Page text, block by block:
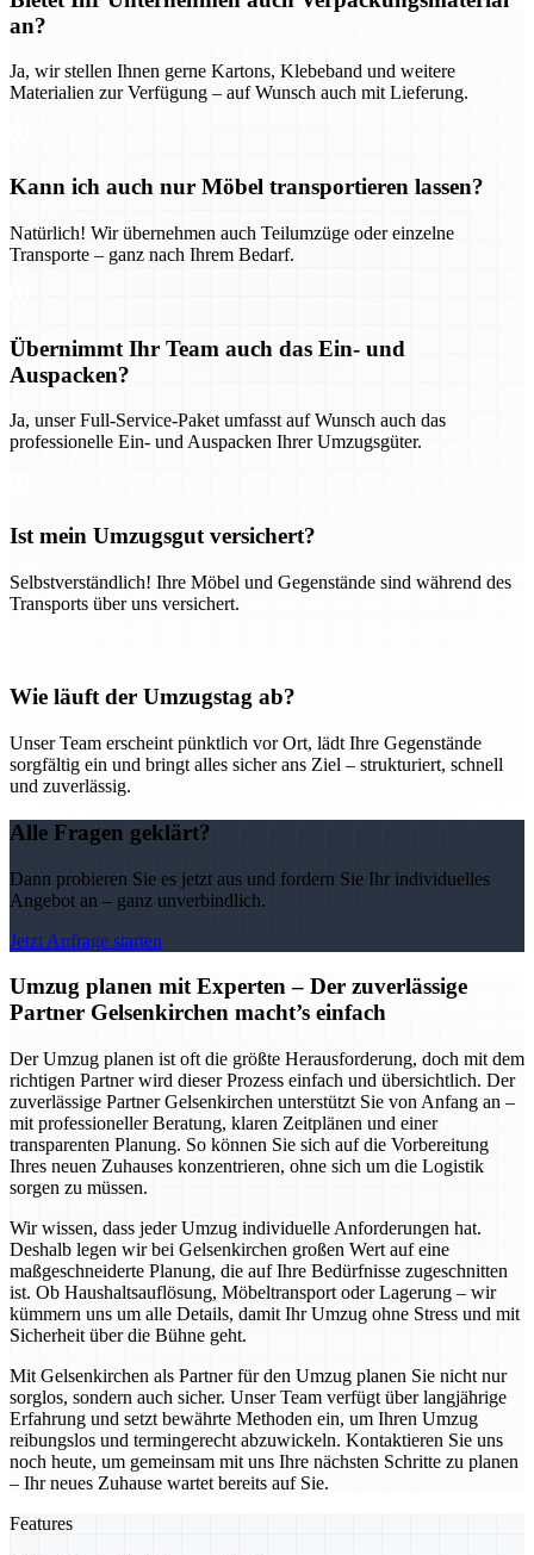
an?
Ja, wir stellen Ihnen gerne Kartons, Klebeband und weitere
Materialien zur Verfügung – auf Wunsch auch mit Lieferung.
Kann ich auch nur Möbel transportieren lassen?
Natürlich! Wir übernehmen auch Teilumzüge oder einzelne
Transporte – ganz nach Ihrem Bedarf.
Übernimmt Ihr Team auch das Ein- und
Auspacken?
Ja, unser Full-Service-Paket umfasst auf Wunsch auch das
professionelle Ein- und Auspacken Ihrer Umzugsgüter.
Ist mein Umzugsgut versichert?
Selbstverständlich! Ihre Möbel und Gegenstände sind während des
Transports über uns versichert.
Wie läuft der Umzugstag ab?
Unser Team erscheint pünktlich vor Ort, lädt Ihre Gegenstände
sorgfältig ein und bringt alles sicher ans Ziel – strukturiert, schnell
und zuverlässig.
Alle Fragen geklärt?
Dann probieren Sie es jetzt aus und fordern Sie Ihr individuelles
Angebot an – ganz unverbindlich.
Jetzt Anfrage starten
Umzug planen mit Experten – Der zuverlässige
Partner Gelsenkirchen macht’s einfach
Der Umzug planen ist oft die größte Herausforderung, doch mit dem
richtigen Partner wird dieser Prozess einfach und übersichtlich. Der
zuverlässige Partner Gelsenkirchen unterstützt Sie von Anfang an –
mit professioneller Beratung, klaren Zeitplänen und einer
transparenten Planung. So können Sie sich auf die Vorbereitung
Ihres neuen Zuhauses konzentrieren, ohne sich um die Logistik
sorgen zu müssen.
Wir wissen, dass jeder Umzug individuelle Anforderungen hat.
Deshalb legen wir bei Gelsenkirchen großen Wert auf eine
maßgeschneiderte Planung, die auf Ihre Bedürfnisse zugeschnitten
ist. Ob Haushaltsauflösung, Möbeltransport oder Lagerung – wir
kümmern uns um alle Details, damit Ihr Umzug ohne Stress und mit
Sicherheit über die Bühne geht.
Mit Gelsenkirchen als Partner für den Umzug planen Sie nicht nur
sorglos, sondern auch sicher. Unser Team verfügt über langjährige
Erfahrung und setzt bewährte Methoden ein, um Ihren Umzug
reibungslos und termingerecht abzuwickeln. Kontaktieren Sie uns
noch heute, um gemeinsam mit uns Ihre nächsten Schritte zu planen
– Ihr neues Zuhause wartet bereits auf Sie.
Features